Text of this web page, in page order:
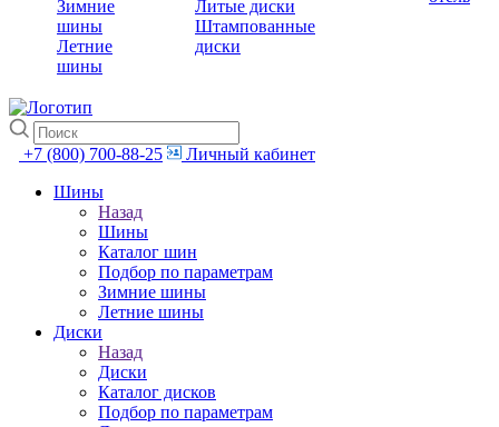
Зимние
шины
Летние
шины
Литые диски
Штампованные
диски
+7 (800) 700-88-25
Личный кабинет
Шины
Назад
Шины
Каталог шин
Подбор по параметрам
Зимние шины
Летние шины
Диски
Назад
Диски
Каталог дисков
Подбор по параметрам